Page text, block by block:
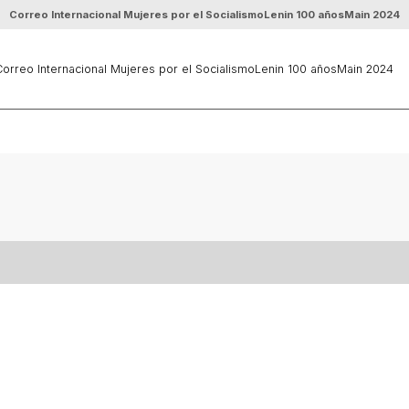
Correo Internacional Mujeres por el SocialismoLenin 100 añosMain 2024
Internacional Mujeres por el SocialismoLenin 100 añosMain 2024